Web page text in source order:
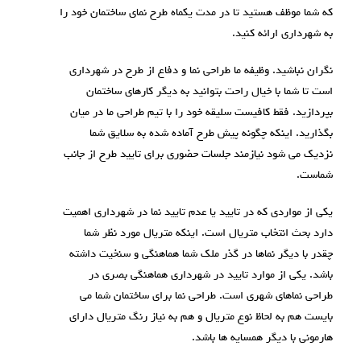
که شما موظف هستید تا در مدت یکماه طرح نمای ساختمان خود را
به شهرداری ارائه کنید.
نگران نباشید. وظیفه ما طراحی نما و دفاع از طرح در شهرداری
است تا شما با خیال راحت بتوانید به دیگر کارهای ساختمان
بپردازید. فقط کافیست سلیقه خود را با تیم طراحی ما در میان
بگذارید. اینکه چگونه پیش طرح آماده شده به سلایق شما
نزدیک می شود نیازمند جلسات حضوری برای تایید طرح از جانب
شماست.
یکی از مواردی که در تایید یا عدم تایید نما در شهرداری اهمیت
دارد بحث انتخاب متریال است. اینکه متریال مورد نظر شما
چقدر با دیگر نماها در گذر ملک شما هماهنگی و سنخیت داشته
باشد. یکی از موارد تایید در شهرداری هماهنگی بصری در
طراحی نماهای شهری است. طراحی نما برای ساختمان شما می
بایست هم به لحاظ نوع متریال و هم به نیاز رنگ متریال دارای
هارمونی با دیگر همسایه ها باشد.